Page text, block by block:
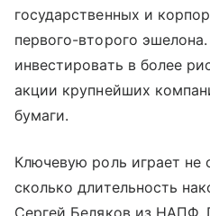
государственных и
первого-второго
инвестировать в более
акции крупнейших
бумаги.
Ключевую роль играет не
сколько длительность